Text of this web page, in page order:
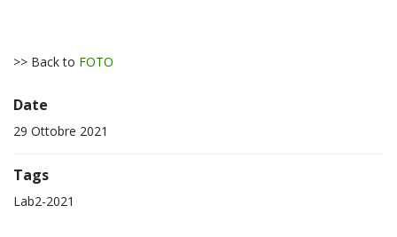
>> Back to FOTO
Date
29 Ottobre 2021
Tags
Lab2-2021